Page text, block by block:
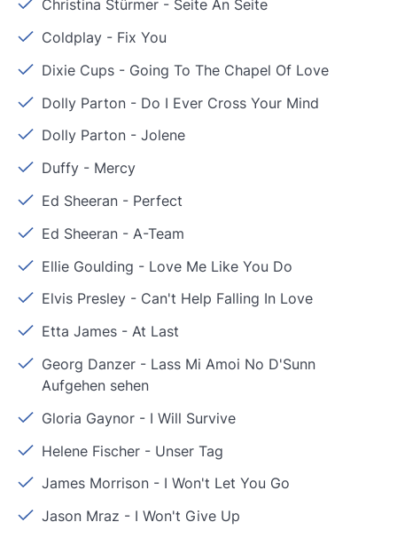
Christina Stürmer - Seite An Seite
Coldplay - Fix You
Dixie Cups - Going To The Chapel Of Love
Dolly Parton - Do I Ever Cross Your Mind
Dolly Parton -Jolene
Duffy - Mercy
Ed Sheeran - Perfect
Ed Sheeran - A-Team
Ellie Goulding - Love Me Like You Do
Elvis Presley - Can't Help Falling In Love
Etta James -At Last
Georg Danzer - Lass Mi Amoi No D'Sunn
Aufgehen sehen
Gloria Gaynor - I Will Survive
Helene Fischer - Unser Tag
James Morrison - I Won't Let You Go
Jason Mraz - I Won't Give Up